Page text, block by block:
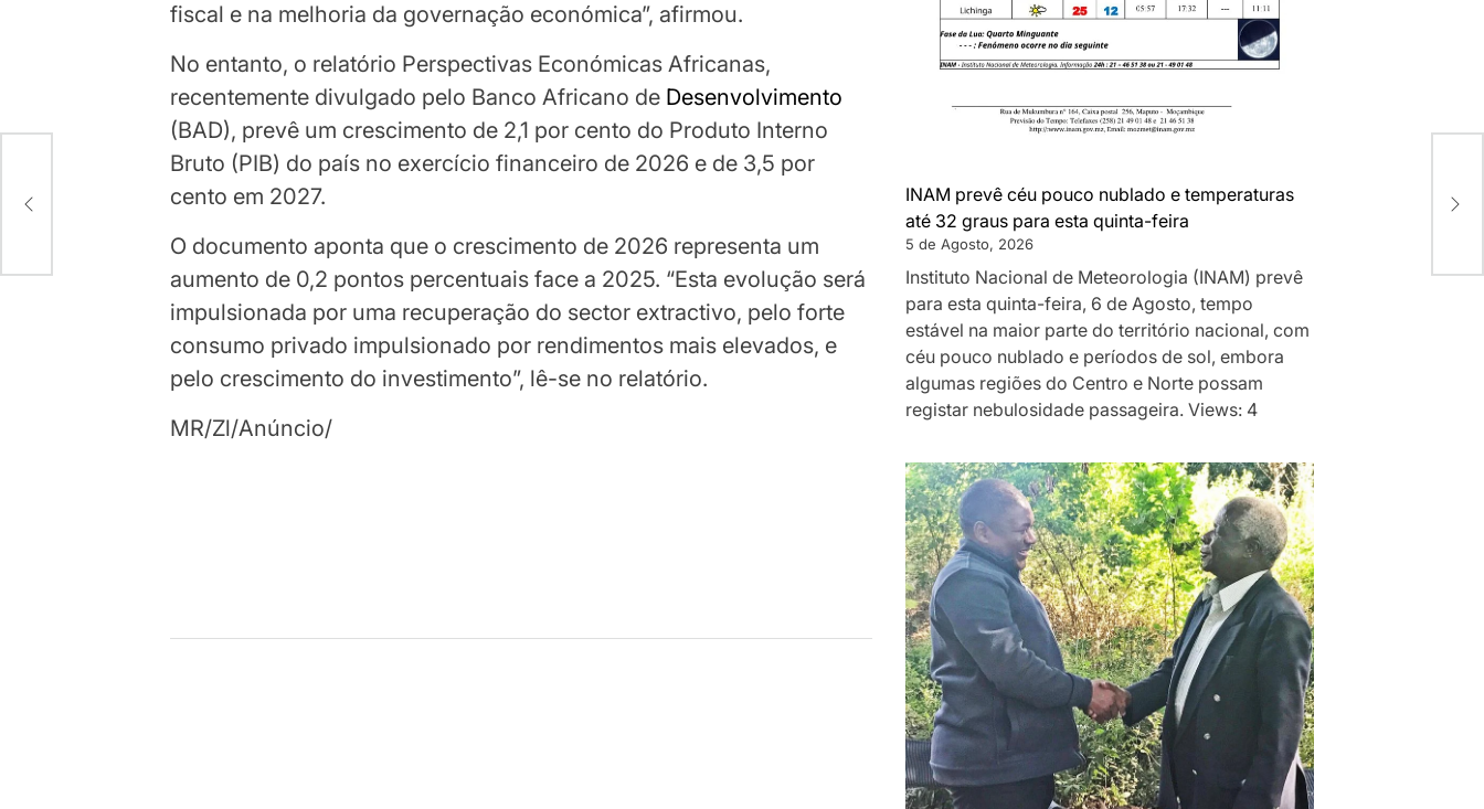
fiscal e na melhoria da governação económica”, afirmou.
No entanto, o relatório Perspectivas Económicas Africanas,
recentemente divulgado pelo Banco Africano de Desenvolvimento
(BAD), prevê um crescimento de 2,1 por cento do Produto Interno
Bruto (PIB) do país no exercício financeiro de 2026 e de 3,5 por
cento em 2027.
O documento aponta que o crescimento de 2026 representa um
aumento de 0,2 pontos percentuais face a 2025. “Esta evolução será
impulsionada por uma recuperação do sector extractivo, pelo forte
consumo privado impulsionado por rendimentos mais elevados, e
pelo crescimento do investimento”, lê-se no relatório.
MR/Zl/Anúncio/
INAM prevê céu pouco nublado e temperaturas
até 32 graus para esta quinta-feira
5 de Agosto, 2026
Instituto Nacional de Meteorologia (INAM) prevê
para esta quinta-feira, 6 de Agosto, tempo
estável na maior parte do território nacional, com
céu pouco nublado e períodos de sol, embora
algumas regiões do Centro e Norte possam
registar nebulosidade passageira. Views: 4